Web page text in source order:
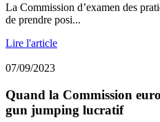
La Commission d’examen des
de prendre posi...
Lire l'article
07/09/2023
Quand la Commission
gun jumping lucratif